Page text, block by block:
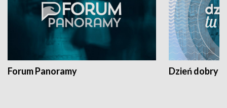
Forum Panoramy Dzień dobry